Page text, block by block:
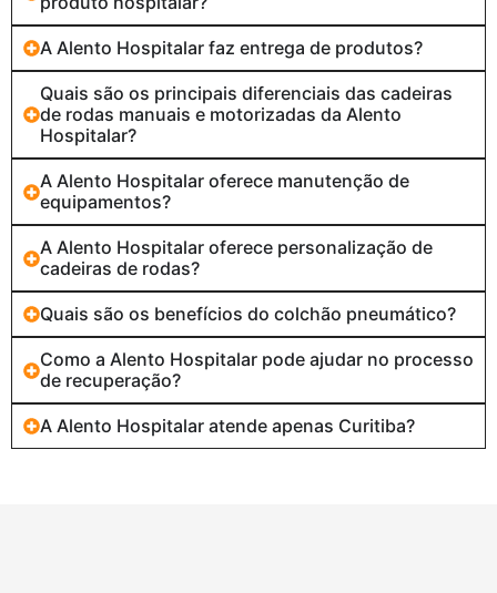
A Alento Hospitalar faz entrega de produtos?
Quais são os principais diferenciais das cadeiras
de rodas manuais e motorizadas da Alento
Hospitalar?
A Alento Hospitalar oferece manutenção de
equipamentos?
A Alento Hospitalar oferece personalização de
cadeiras de rodas?
Quais são os benefícios do colchão pneumático?
Como a Alento Hospitalar pode ajudar no processo
de recuperação?
A Alento Hospitalar atende apenas Curitiba?